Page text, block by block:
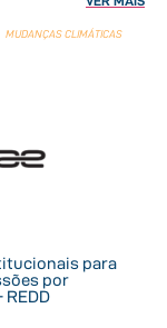
MUDANÇAS CLIMÁTICAS
para
por